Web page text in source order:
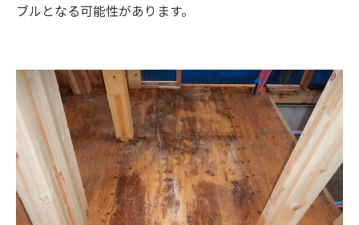
ブルとなる可能性があります。